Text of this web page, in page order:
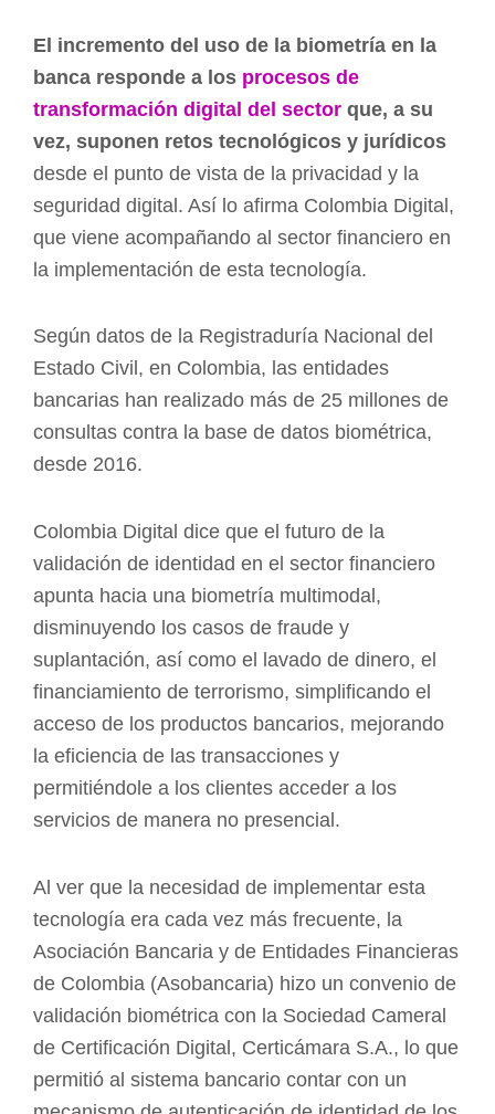
El incremento del uso de la biometría en la
banca responde a los procesos de
transformación digital del sector que, a su
vez, suponen retos tecnológicos y jurídicos
desde el punto de vista de la privacidad y la
seguridad digital. Así lo afirma Colombia Digital,
que viene acompañando al sector financiero en
la implementación de esta tecnología.
Según datos de la Registraduría Nacional del
Estado Civil, en Colombia, las entidades
bancarias han realizado más de 25 millones de
consultas contra la base de datos biométrica,
desde 2016.
Colombia Digital dice que el futuro de la
validación de identidad en el sector financiero
apunta hacia una biometría multimodal,
disminuyendo los casos de fraude y
suplantación, así como el lavado de dinero, el
financiamiento de terrorismo, simplificando el
acceso de los productos bancarios, mejorando
la eficiencia de las transacciones y
permitiéndole a los clientes acceder a los
servicios de manera no presencial.
Al ver que la necesidad de implementar esta
tecnología era cada vez más frecuente, la
Asociación Bancaria y de Entidades Financieras
de Colombia (Asobancaria) hizo un convenio de
validación biométrica con la Sociedad Cameral
de Certificación Digital, Certicámara S.A., lo que
permitió al sistema bancario contar con un